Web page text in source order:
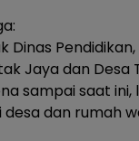
Dinas
Jaya dan Desa
sampai saat
desa dan rumah